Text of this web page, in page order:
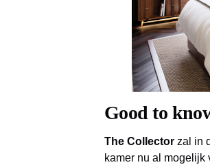
Good to
The Collector zal in
kamer nu al mogelijk